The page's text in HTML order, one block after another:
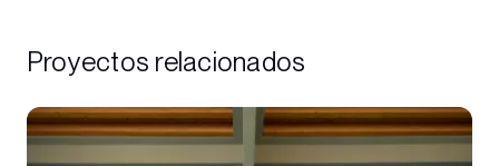
Proyectos relacionados